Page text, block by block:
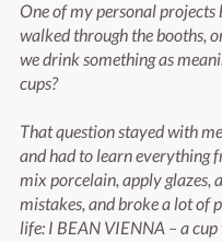
One of my personal projects
walked through the booths,
we drink something as
cups?
That question stayed with
and had to learn everything
mix porcelain, apply glazes,
mistakes, and broke a lot of
life: I BEAN VIENNA – a